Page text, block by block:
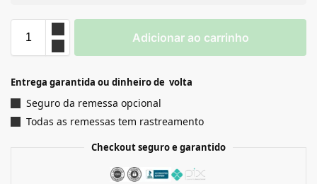
Adicionar ao carrinho
Entrega garantida ou dinheiro de volta
Seguro da remessa opcional
Todas as remessas tem rastreamento
Checkout seguro e garantido